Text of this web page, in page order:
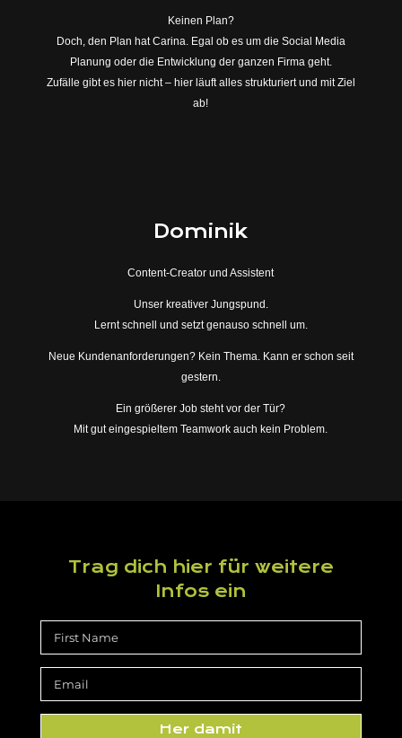
Keinen Plan?
Doch, den Plan hat Carina. Egal ob es um die Social Media
Planung oder die Entwicklung der ganzen Firma geht.
Zufälle gibt es hier nicht – hier läuft alles strukturiert und mit Ziel
ab!
Dominik
Content-Creator und Assistent
Unser kreativer Jungspund.
Lernt schnell und setzt genauso schnell um.
Neue Kundenanforderungen? Kein Thema. Kann er schon seit
gestern.
Ein größerer Job steht vor der Tür?
Mit gut eingespieltem Teamwork auch kein Problem.
Trag dich hier für weitere
Infos ein
Her damit